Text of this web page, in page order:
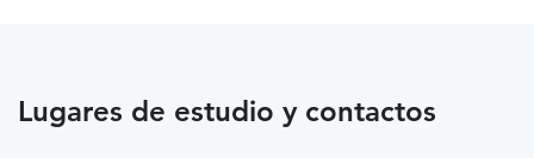
Lugares de estudio y contactos